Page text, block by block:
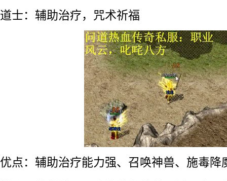
道士：辅助治疗，咒术祈福
优点：辅助治疗能力强、召唤神兽、施毒降